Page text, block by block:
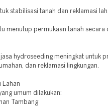
stabilisasi tanah dan reklamasi
menutup permukaan tanah secara
jasa hydroseeding meningkat untuk
dan reklamasi lingkungan.
Lahan
umum dilakukan:
Tambang